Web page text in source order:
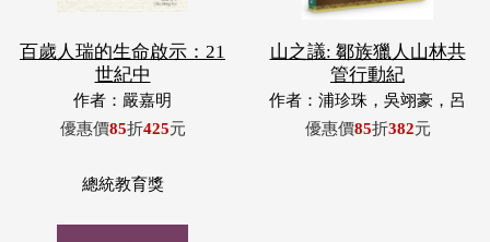
百歲人瑞的生命啟示：21
世紀中
作者：嚴嘉明
優惠價85折425元
山之議: 鄒族獵人山林共
管行動紀
作者：浦珍珠，吳翊豪，呂
翊齊，張惠東，許玉青，王
優惠價85折382元
總統教育獎